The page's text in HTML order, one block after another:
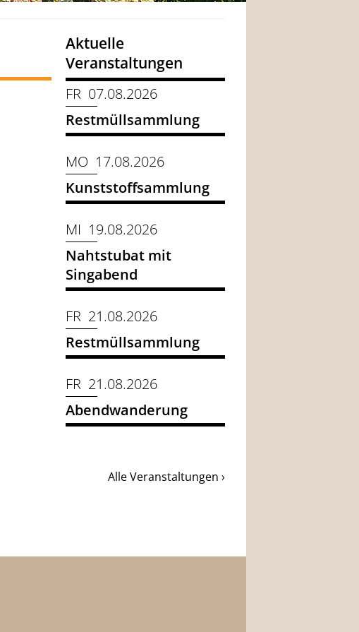
Aktuelle
Veranstaltungen
FR 07.08.2026
Restmüllsammlung
MO 17.08.2026
Kunststoffsammlung
MI 19.08.2026
Nahtstubat mit
Singabend
FR 21.08.2026
Restmüllsammlung
FR 21.08.2026
Abendwanderung
Alle Veranstaltungen ›